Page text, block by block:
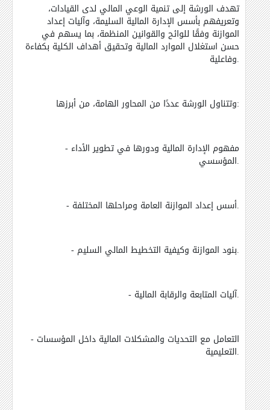
تهدف الورشة إلى تنمية الوعي المالي لدى القيادات،
وتعريفهم بأسس الإدارة المالية السليمة، وآليات إعداد
الموازنة وفقًا للوائح والقوانين المنظمة، بما يسهم في
حسن استغلال الموارد المالية وتحقيق أهداف الكلية بكفاءة
وفاعلية.
وتتناول الورشة عددًا من المحاور الهامة، من أبرزها:
- مفهوم الإدارة المالية ودورها في تطوير الأداء
المؤسسي.
- أسس إعداد الموازنة العامة ومراحلها المختلفة.
- بنود الموازنة وكيفية التخطيط المالي السليم.
- آليات المتابعة والرقابة المالية.
- التعامل مع التحديات والمشكلات المالية داخل المؤسسات
التعليمية.